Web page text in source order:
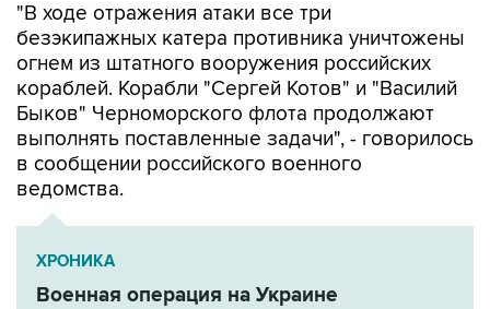
"В ходе отражения атаки все три
безэкипажных катера противника уничтожены
огнем из штатного вооружения российских
кораблей. Корабли "Сергей Котов" и "Василий
Быков" Черноморского флота продолжают
выполнять поставленные задачи", - говорилось
в сообщении российского военного
ведомства.
ХРОНИКА
Военная операция на Украине